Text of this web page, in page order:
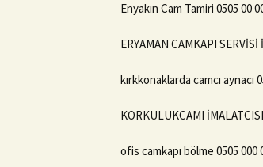
Enyakın Cam Tamiri 0505 00
ERYAMAN CAMKAPI
kırkkonaklarda camcı aynacı
KORKULUKCAMI
ofis camkapı bölme 0505 000